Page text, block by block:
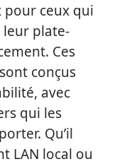
pour ceux qui
leur plate-
Ces
conçus
avec
qui les
Qu’il
LAN local ou